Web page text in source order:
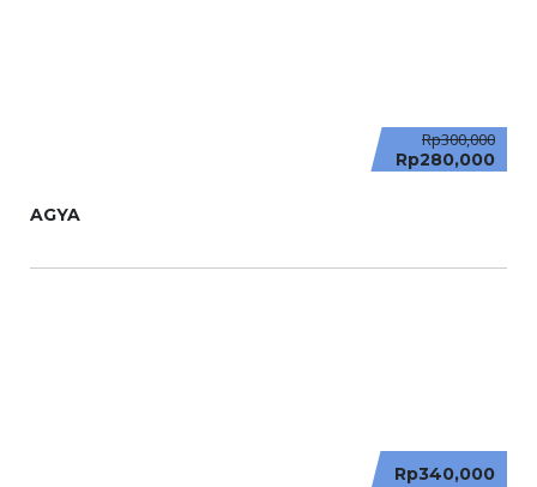
Rp300,000
Rp280,000
AGYA
Rp340,000